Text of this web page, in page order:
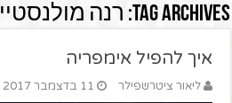
Tag Archives: רנה מולנסטיין
איך להפיל אימפריה
ליאור ציטרשפילר 11 בדצמבר 2017